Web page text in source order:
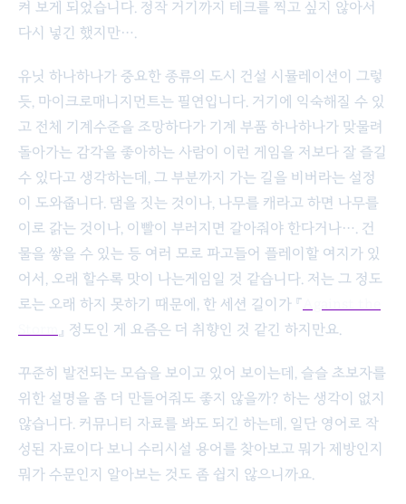
켜 보게 되었습니다. 정작 거기까지 테크를 찍고 싶지 않아서
다시 넣긴 했지만….
유닛 하나하나가 중요한 종류의 도시 건설 시뮬레이션이 그렇
듯, 마이크로매니지먼트는 필연입니다. 거기에 익숙해질 수 있
고 전체 기계수준을 조망하다가 기계 부품 하나하나가 맞물려
돌아가는 감각을 좋아하는 사람이 이런 게임을 저보다 잘 즐길
수 있다고 생각하는데, 그 부분까지 가는 길을 비버라는 설정
이 도와줍니다. 댐을 짓는 것이나, 나무를 캐라고 하면 나무를
이로 갉는 것이나, 이빨이 부러지면 갈아줘야 한다거나…. 건
물을 쌓을 수 있는 등 여러 모로 파고들어 플레이할 여지가 있
어서, 오래 할수록 맛이 나는게임일 것 같습니다. 저는 그 정도
로는 오래 하지 못하기 때문에, 한 세션 길이가 『
』 정도인 게 요즘은 더 취향인 것 같긴 하지만요.
꾸준히 발전되는 모습을 보이고 있어 보이는데, 슬슬 초보자를
위한 설명을 좀 더 만들어줘도 좋지 않을까? 하는 생각이 없지
않습니다. 커뮤니티 자료를 봐도 되긴 하는데, 일단 영어로 작
성된 자료이다 보니 수리시설 용어를 찾아보고 뭐가 제방인지
뭐가 수문인지 알아보는 것도 좀 쉽지 않으니까요.